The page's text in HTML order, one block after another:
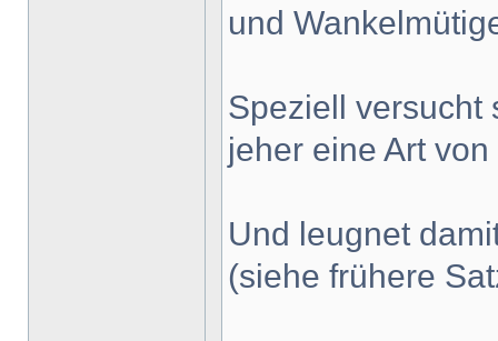
und
Speziell versucht
jeher eine Art
Und leugnet
(siehe frühere